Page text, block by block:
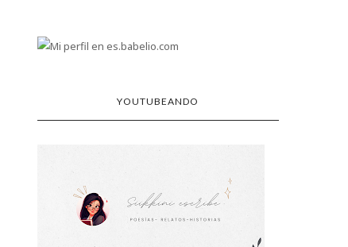
YOUTUBEANDO